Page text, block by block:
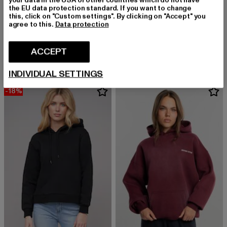
FELICIOUS
Vintage
EUR 40,19
Derzeitiger Preis: EUR 40,19
EUR 59,99
-18%
the EU data protection standard. If you want to change
this, click on "Custom settings". By clicking on "Accept" you
agree to this. Data protection
ACCEPT
INDIVIDUAL SETTINGS